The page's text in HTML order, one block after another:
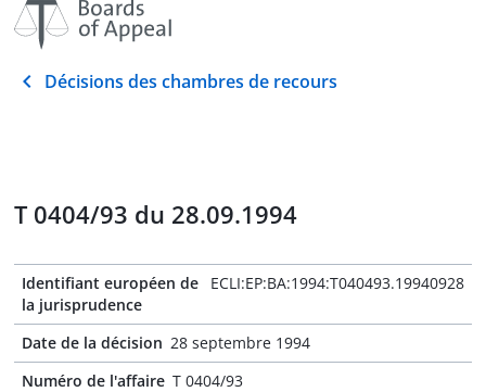
Décisions des chambres de recours
T 0404/93 du 28.09.1994
Identifiant européen de
la jurisprudence
ECLI:EP:BA:1994:T040493.19940928
Date de la décision 28 septembre 1994
Numéro de l'affaire T 0404/93